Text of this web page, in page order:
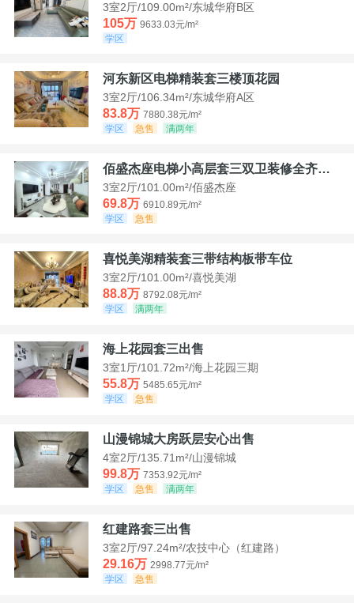
3室2厅/109.00m²/东城华府B区
105万 9633.03元/m²
学区
河东新区电梯精装套三楼顶花园
3室2厅/106.34m²/东城华府A区
83.8万 7880.38元/m²
学区
急售 满两年
佰盛杰座电梯小高层套三双卫装修全齐诚意出售
3室2厅/101.00m²/佰盛杰座
69.8万 6910.89元/m²
学区
急售
喜悦美湖精装套三带结构板带车位
3室2厅/101.00m²/喜悦美湖
88.8万 8792.08元/m²
学区
满两年
海上花园套三出售
3室1厅/101.72m²/海上花园三期
55.8万 5485.65元/m²
学区
急售
山漫锦城大房跃层安心出售
4室2厅/135.71m²/山漫锦城
99.8万 7353.92元/m²
学区
急售 满两年
红建路套三出售
3室2厅/97.24m²/农技中心（红建路）
29.16万 2998.77元/m²
学区
急售